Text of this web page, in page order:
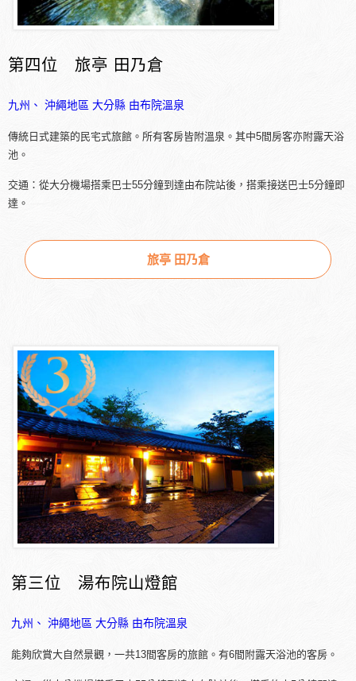
第四位 旅亭 田乃倉
九州、 沖繩地區 大分縣 由布院溫泉
傳統日式建築的民宅式旅館。所有客房皆附溫泉。其中5間房客亦附露天浴
池。
交通：從大分機場搭乘巴士55分鐘到達由布院站後，搭乘接送巴士5分鐘即
達。
旅亭 田乃倉
第三位 湯布院山燈館
九州、 沖繩地區 大分縣 由布院溫泉
能夠欣賞大自然景觀，一共13間客房的旅館。有6間附露天浴池的客房。